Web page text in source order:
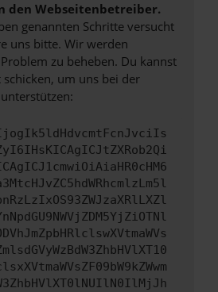
den Webseitenbetreiber.
genannten Schritte versucht
uns bitte. Wir werden
zu beheben. Du kannst
schicken, um uns bei der